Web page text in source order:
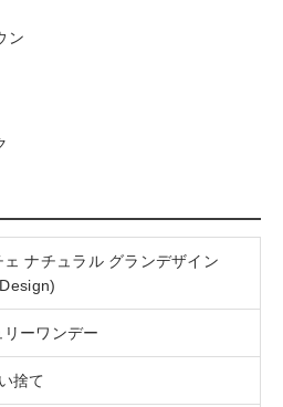
ン
ェ ナチュラル グランデザイン
リーワンデー
捨て